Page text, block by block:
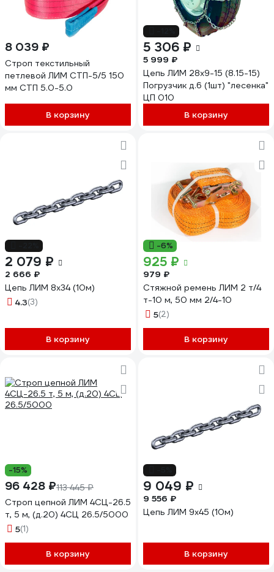
8 039 ₽
Строп текстильный
петлевой ЛИМ СТП-5/5 150
мм СТП 5.0-5.0
В корзину
5 306 ₽
5 999 ₽
Цепь ЛИМ 28x9-15 (8.15-15)
Погрузчик д.6 (1шт) "лесенка"
ЦП 010
В корзину
2 079 ₽
2 666 ₽
Цепь ЛИМ 8х34 (10м)
4.3(3)
В корзину
-6%
925 ₽
979 ₽
Стяжной ремень ЛИМ 2 т/4
т-10 м, 50 мм 2/4-10
5(2)
В корзину
-15%
96 428 ₽113 445 ₽
Строп цепной ЛИМ 4СЦ-26.5
т, 5 м, (д.20) 4СЦ 26.5/5000
5(1)
В корзину
9 049 ₽
9 556 ₽
Цепь ЛИМ 9х45 (10м)
В корзину